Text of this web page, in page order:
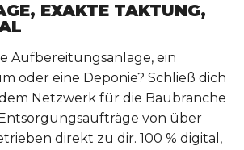
EXAKTE TAKTUNG,
Aufbereitungsanlage, ein
oder eine Deponie? Schließ dich
Netzwerk für die Baubranche
von über
direkt zu dir. 100 % digital,